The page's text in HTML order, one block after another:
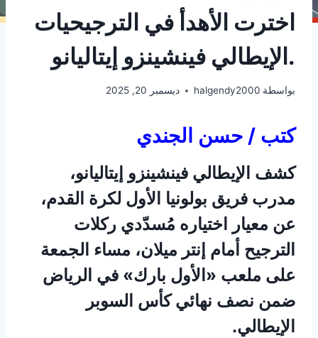
اخترت الأهدأ في الترجيحيات
.الإيطالي فينشينزو إيتاليانو
بواسطة halgendy2000 ديسمبر 20, 2025
كتب / حسن الجندي
كشف الإيطالي فينشينزو إيتاليانو،
مدرب فريق بولونيا الأول لكرة القدم،
عن معيار اختياره مُسدّدي ركلات
الترجيح أمام إنتر ميلان، مساء الجمعة
على ملعب «الأول بارك» في الرياض
ضمن نصف نهائي كأس السوبر
الإيطالي.